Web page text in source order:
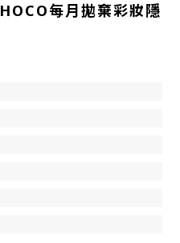
每月拋棄彩妝隱